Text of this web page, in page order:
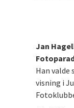
Jan
Han
visning i